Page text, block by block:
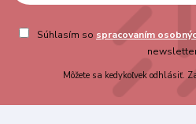
Súhlasím so spracovaním
Môžete sa kedykoľvek odhlásiť.